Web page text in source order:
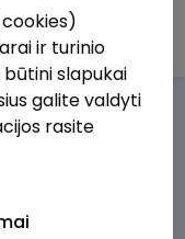
ir turinio
slapukai
galite valdyti
rasite